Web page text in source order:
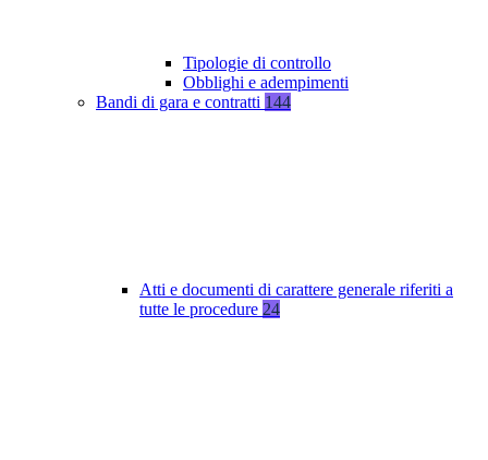
Tipologie di controllo
Obblighi e adempimenti
Bandi di gara e contratti 144
Atti e documenti di carattere generale riferiti a
tutte le procedure 24